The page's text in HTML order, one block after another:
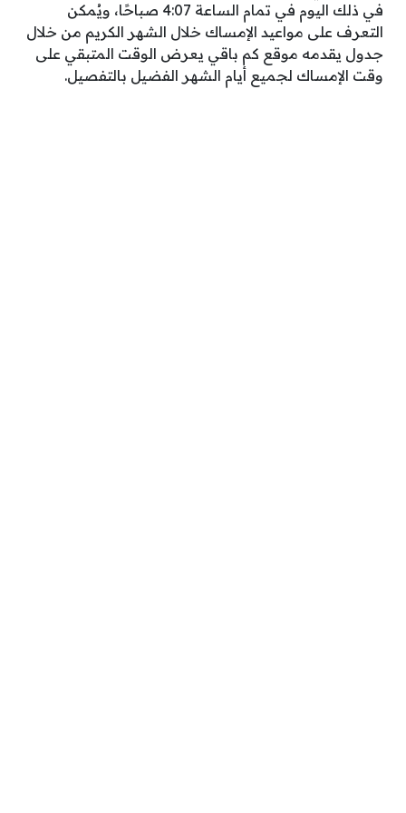
في ذلك اليوم في تمام الساعة 4:07 صباحًا، ويُمكن
التعرف على مواعيد الإمساك خلال الشهر الكريم من خلال
جدول يقدمه موقع كم باقي يعرض الوقت المتبقي على
وقت الإمساك لجميع أيام الشهر الفضيل بالتفصيل.